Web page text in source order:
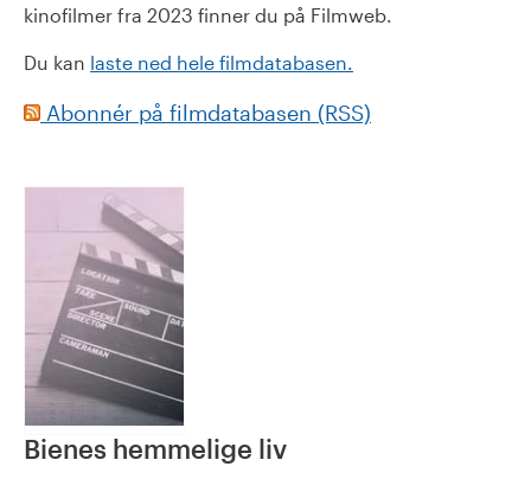
kinofilmer fra 2023 finner du på Filmweb.
Du kan laste ned hele filmdatabasen.
Abonnér på filmdatabasen (RSS)
Bienes hemmelige liv